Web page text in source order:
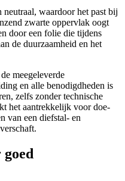
waardoor het past bij
zwarte oppervlak oogt
door een folie die tijdens
de duurzaamheid en het
meegeleverde
en alle benodigdheden is
zelfs zonder technische
het aantrekkelijk voor doe-
van een diefstal- en